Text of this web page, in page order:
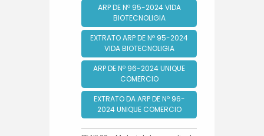
ARP DE Nº 95-2024 VIDA
BIOTECNOLIGIA
EXTRATO ARP DE Nº 95-2024
VIDA BIOTECNOLIGIA
ARP DE Nº 96-2024 UNIQUE
COMERCIO
EXTRATO DA ARP DE Nº 96-
2024 UNIQUE COMERCIO